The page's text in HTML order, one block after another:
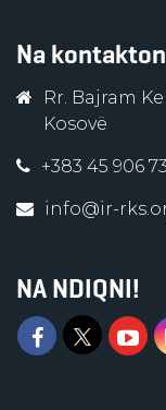
Na
Rr. Bajram
Kosovë
+383 45 906
info@ir-
NA NDIQNI!